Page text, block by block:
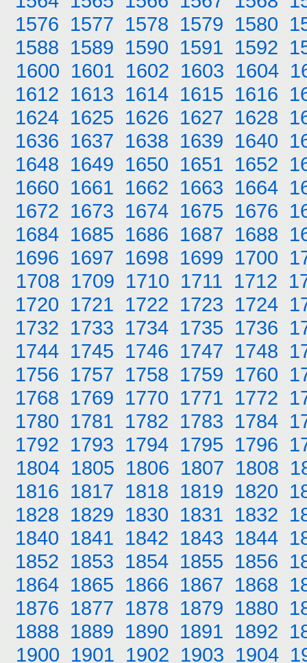
1576 1577 1578 1579 1580
1588 1589 1590 1591 1592
1600 1601 1602 1603 1604
1612 1613 1614 1615 1616
1624 1625 1626 1627 1628
1636 1637 1638 1639 1640
1648 1649 1650 1651 1652
1660 1661 1662 1663 1664
1672 1673 1674 1675 1676
1684 1685 1686 1687 1688
1696 1697 1698 1699 1700
1708 1709 1710 1711 1712
1720 1721 1722 1723 1724
1732 1733 1734 1735 1736
1744 1745 1746 1747 1748
1756 1757 1758 1759 1760
1768 1769 1770 1771 1772
1780 1781 1782 1783 1784
1792 1793 1794 1795 1796
1804 1805 1806 1807 1808
1816 1817 1818 1819 1820
1828 1829 1830 1831 1832
1840 1841 1842 1843 1844
1852 1853 1854 1855 1856
1864 1865 1866 1867 1868
1876 1877 1878 1879 1880
1888 1889 1890 1891 1892
1900 1901 1902 1903 1904